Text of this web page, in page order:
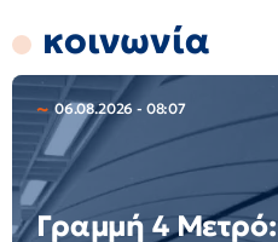
κοινωνία
06.08.2026 - 08:07
Γραμμή 4 Μετρό: